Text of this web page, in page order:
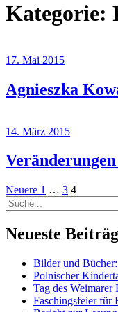
Kategorie:
17. Mai 2015
Agnieszka
14. März 2015
der
Beiträge
Neuere Neuere
Seite
1 … Seite
3 Seite
4
Suche
Neueste
Bilder und
Polnischer
Tag des
Faschingsfeier für